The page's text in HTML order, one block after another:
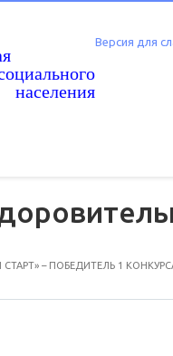
населения
Версия для
– ПОБЕДИТЕЛЬ 1